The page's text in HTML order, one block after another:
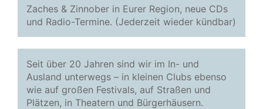
Zaches & Zinnober in Eurer Region, neue CDs
und Radio-Termine. (Jederzeit wieder kündbar)
Seit über 20 Jahren sind wir im In- und
Ausland unterwegs – in kleinen Clubs ebenso
wie auf großen Festivals, auf Straßen und
Plätzen, in Theatern und Bürgerhäusern.